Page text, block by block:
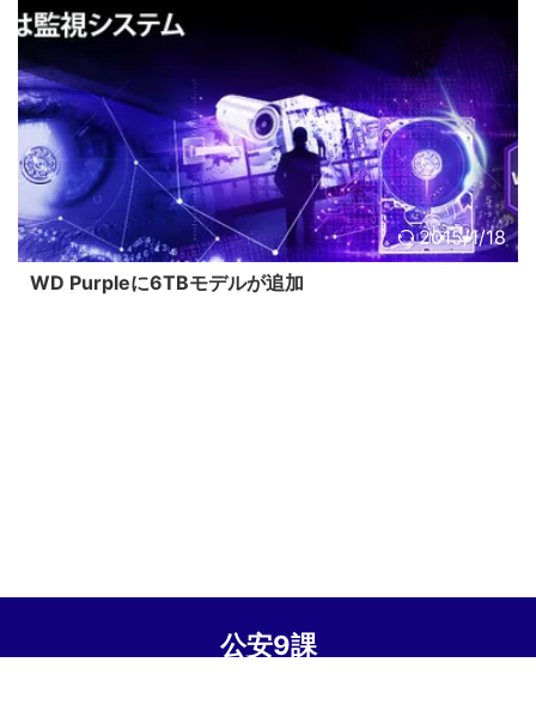
2015/1/18
WD Purpleに6TBモデルが追加
公安9課